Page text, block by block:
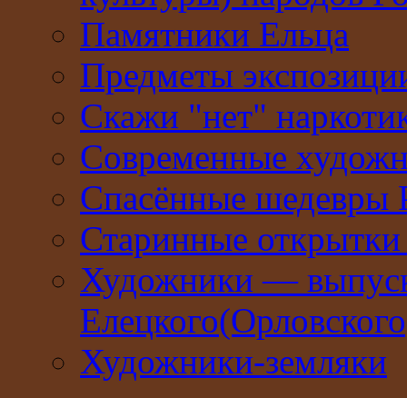
Памятники Ельца
Предметы
Скажи "нет"
Современные
Спасённые шедевры
Старинные
Художники —
Художники-земляки